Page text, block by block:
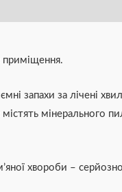
приміщення.
запахи за лічені
містять мінерального
хвороби –